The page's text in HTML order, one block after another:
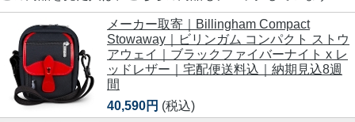
メーカー取寄｜Billingham Compact
Stowaway｜ビリンガム コンパクト ストウ
アウェイ｜ブラックファイバーナイト x レ
ッドレザー｜宅配便送料込｜納期見込8週
間
40,590円 (税込)